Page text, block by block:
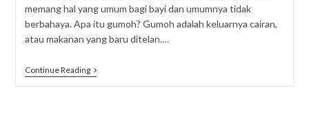
memang hal yang umum bagi bayi dan umumnya tidak
berbahaya. Apa itu gumoh? Gumoh adalah keluarnya cairan,
atau makanan yang baru ditelan.…
Continue ReadingApakah
Gumoh